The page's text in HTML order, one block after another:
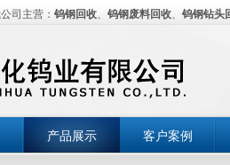
司主营： 钨钢回收、 钨钢废料回收、 钨钢钻头
产品展示 客户案例